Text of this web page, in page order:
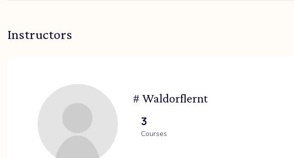
Instructors
# Waldorflernt
3
Courses